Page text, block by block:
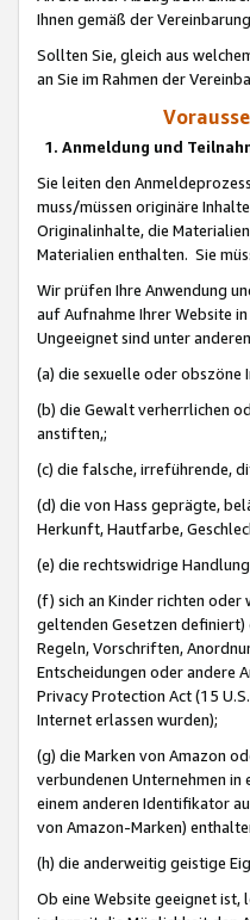
Ihnen gemäß der
Sollten Sie, gleich aus
an Sie im Rahmen der
1. Anmeldung und
Sie leiten den
muss/müssen originäre
Originalinhalte, die
Materialien enthalten. Sie
Wir prüfen Ihre Anwendung
auf Aufnahme Ihrer Website
Ungeeignet sind unter
(a) die sexuelle oder
(b) die Gewalt verherrlichen
anstiften,;
(c) die falsche, irreführende,
(d) die von Hass geprägte,
Herkunft, Hautfarbe,
(e) die rechtswidrige
(f) sich an Kinder richten oder
geltenden Gesetzen
Regeln, Vorschriften,
Entscheidungen oder andere
Privacy Protection Act (15
Internet erlassen wurden);
(g) die Marken von Amazon
verbundenen Unternehmen in
einem anderen Identifikator
von Amazon-Marken)
(h) die anderweitig geistige
Ob eine Website geeignet ist,